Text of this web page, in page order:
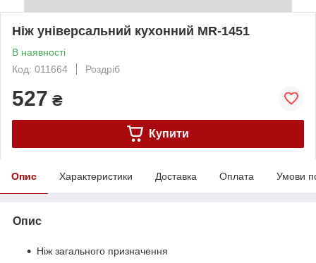
Ніж універсальний кухонний MR-1451
В наявності
Код: 011664
Роздріб
527 ₴
Купити
Опис Характеристики Доставка Оплата Умови
Опис
Ніж загального призначення